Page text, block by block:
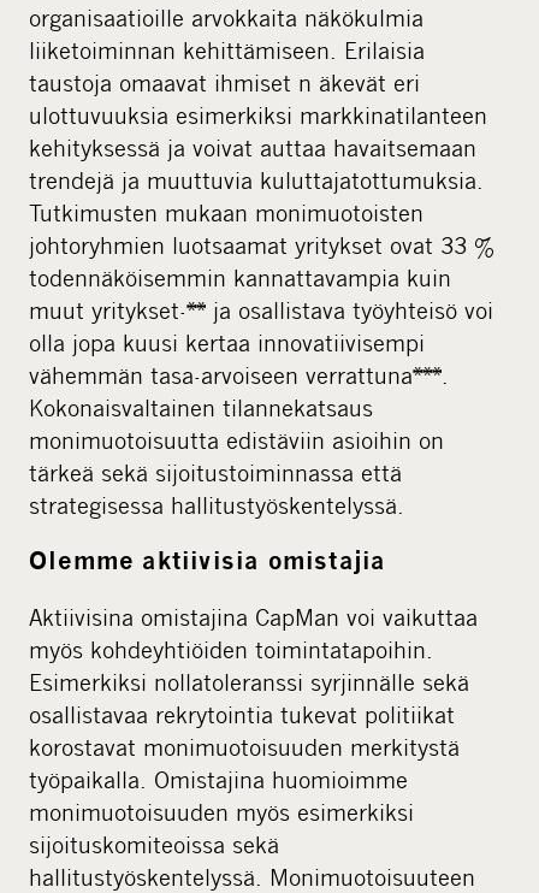
organisaatioille arvokkaita näkökulmia
liiketoiminnan kehittämiseen. Erilaisia
taustoja omaavat ihmiset n äkevät eri
ulottuvuuksia esimerkiksi markkinatilanteen
kehityksessä ja voivat auttaa havaitsemaan
trendejä ja muuttuvia kuluttajatottumuksia.
Tutkimusten mukaan monimuotoisten
johtoryhmien luotsaamat yritykset ovat 33 %
todennäköisemmin kannattavampia kuin
muut yritykset-** ja osallistava työyhteisö voi
olla jopa kuusi kertaa innovatiivisempi
vähemmän tasa-arvoiseen verrattuna***.
Kokonaisvaltainen tilannekatsaus
monimuotoisuutta edistäviin asioihin on
tärkeä sekä sijoitustoiminnassa että
strategisessa hallitustyöskentelyssä.
Olemme aktiivisia omistajia
Aktiivisina omistajina CapMan voi vaikuttaa
myös kohdeyhtiöiden toimintatapoihin.
Esimerkiksi nollatoleranssi syrjinnälle sekä
osallistavaa rekrytointia tukevat politiikat
korostavat monimuotoisuuden merkitystä
työpaikalla. Omistajina huomioimme
monimuotoisuuden myös esimerkiksi
sijoituskomiteoissa sekä
hallitustyöskentelyssä. Monimuotoisuuteen